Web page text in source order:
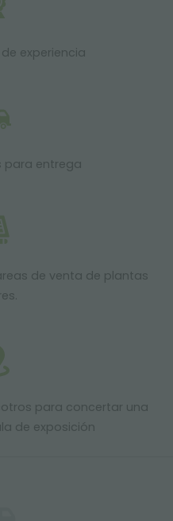
experiencia
para entrega
de venta de plantas
para concertar una
de exposición